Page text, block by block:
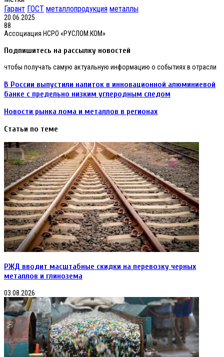
Гарант ГОСТ металлопродукция металлы
20.06.2025
88
Ассоциация НСРО «РУСЛОМ.КОМ»
Подпишитесь на рассылку новостей
чтобы получать самую актуальную информацию о событиях в отрасли
В
России
выпустили
напиток
в
алюминиевой
с
предельно
низким
углеродным
следом
В России выпустили напиток в инновационной алюминиевой
банке с предельно низким углеродным следом
Новости
лома
и
металлов
в
регионах
Новости рынка лома и металлов в регионах
Статьи по теме
РЖД вводит масштабные скидки на перевозку черных
металлов и глинозема
03.08.2026